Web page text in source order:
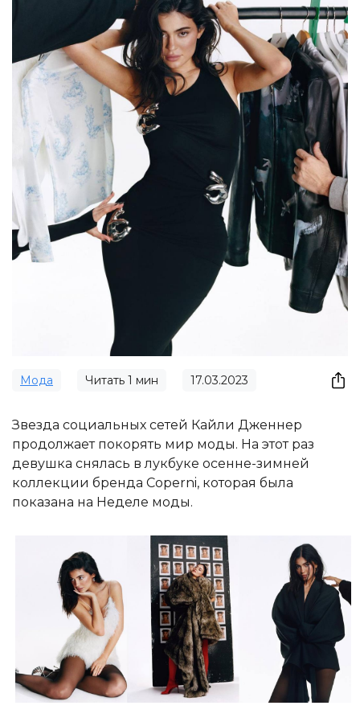
Мода Читать 1 мин 17.03.2023
Звезда социальных сетей Кайли Дженнер
продолжает покорять мир моды. На этот раз
девушка снялась в лукбуке осенне-зимней
коллекции бренда Coperni, которая была
показана на Неделе моды.